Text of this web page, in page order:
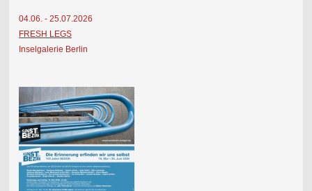
04.06. - 25.07.2026
FRESH LEGS
Inselgalerie Berlin